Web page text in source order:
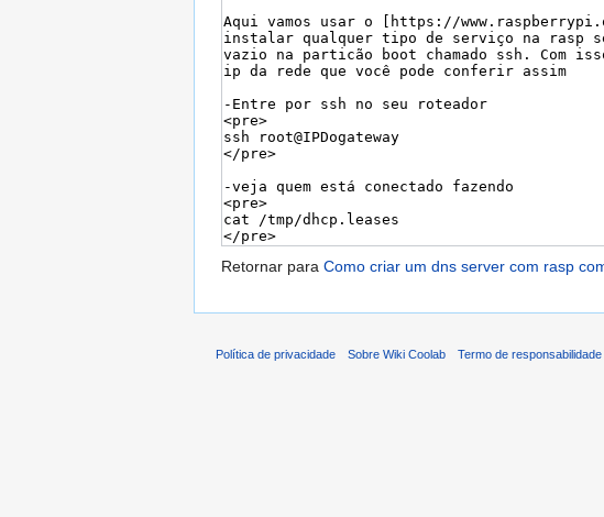
Retornar para Como criar um dns server com rasp
Política de privacidade Sobre Wiki Coolab Termo de responsabilidade